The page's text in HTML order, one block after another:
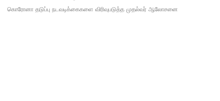
கொரோனா தடுப்பு நடவடிக்கைகளை விரிவுபடுத்த முதல்வர் ஆலோசனை